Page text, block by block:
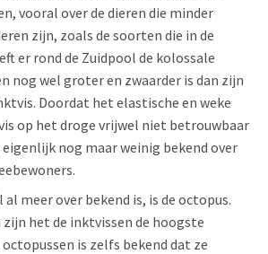
vooral over de dieren die minder
zijn, zoals de soorten die in de
er rond de Zuidpool de kolossale
nog wel groter en zwaarder is dan zijn
Doordat het elastische en weke
op het droge vrijwel niet betrouwbaar
nog maar weinig bekend over
meer over bekend is, is de octopus.
zijn het de inktvissen de hoogste
is zelfs bekend dat ze